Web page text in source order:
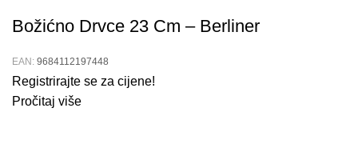
Božićno Drvce 23 Cm – Berliner
EAN: 9684112197448
Registrirajte se za cijene!
Pročitaj više